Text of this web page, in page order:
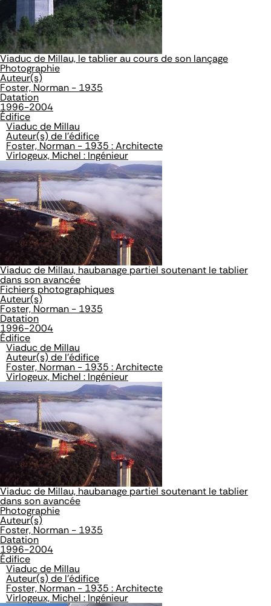
Viaduc de Millau, le tablier au cours de son lançage
Photographie
Auteur(s)
Foster, Norman - 1935
Datation
1996-2004
Édifice
Viaduc de Millau
Auteur(s) de l'édifice
Foster, Norman - 1935 : Architecte
Virlogeux, Michel : Ingénieur
Viaduc de Millau, haubanage partiel soutenant le tablier
dans son avancée
Fichiers photographiques
Auteur(s)
Foster, Norman - 1935
Datation
1996-2004
Édifice
Viaduc de Millau
Auteur(s) de l'édifice
Foster, Norman - 1935 : Architecte
Virlogeux, Michel : Ingénieur
Viaduc de Millau, haubanage partiel soutenant le tablier
dans son avancée
Photographie
Auteur(s)
Foster, Norman - 1935
Datation
1996-2004
Édifice
Viaduc de Millau
Auteur(s) de l'édifice
Foster, Norman - 1935 : Architecte
Virlogeux, Michel : Ingénieur